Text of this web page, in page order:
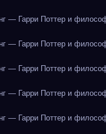
— Гарри Поттер и
— Гарри Поттер и
— Гарри Поттер и
— Гарри Поттер и
— Гарри Поттер и